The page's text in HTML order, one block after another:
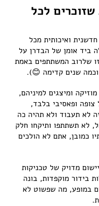
שזוכרים לכל
ואיכותית מכל
ביד אומן של הבדרן על
שלרוב המשתתפים באמת
שנים קדימה 😊).
ומיצגים למיניהם,
ופאסיבי בלבד,
לא תעבוד ולא תהיה כה
לא תשתתפו ותיקחו חלק
כמובן, אתם לא הולכים
מדויק של טכניקות
בידור מוקפדות, בונה
במופע, מה שפשוט לא